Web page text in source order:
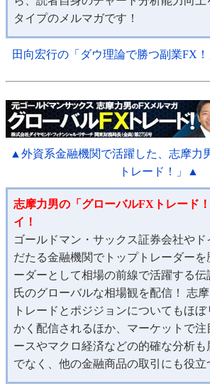
タイプのメルマガです！
田向宏行の「ダウ理論で勝つ副業FX
▲外資系金融機関で活躍した、志摩力
トレード！」▲
志摩力男の「グローバルFXトレード
イ！
ゴールドマン・サックス証券会社やド
だたる金融機関でトップトレーダーを
ーダーとして相場の前線で活躍する伝
氏のグローバルな相場観を配信！ 志
トレードとポジジョンについてもほ
かく配信されるほか、マーケットで注
ースやマクロ経済などの的確な分析
でなく、他の金融商品の取引にも役立